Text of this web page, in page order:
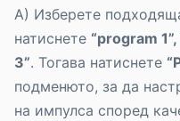
A) Изберете
натиснете “program
3”. Тогава натиснете
подменюто, за да
на импулса според